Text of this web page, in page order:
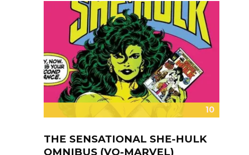
10
THE SENSATIONAL SHE-HULK
OMNIBUS (VO-MARVEL)